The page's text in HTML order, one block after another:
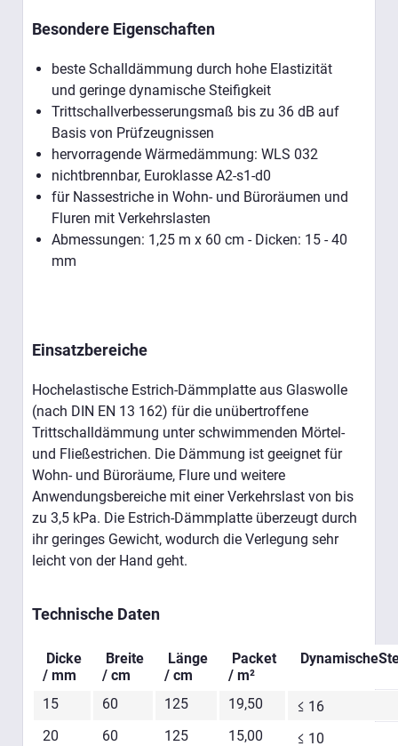
Besondere Eigenschaften
beste Schalldämmung durch hohe Elastizität
und geringe dynamische Steifigkeit
Trittschallverbesserungsmaß bis zu 36 dB auf
Basis von Prüfzeugnissen
hervorragende Wärmedämmung: WLS 032
nichtbrennbar, Euroklasse A2-s1-d0
für Nassestriche in Wohn- und Büroräumen und
Fluren mit Verkehrslasten
Abmessungen: 1,25 m x 60 cm - Dicken: 15 - 40
mm
Einsatzbereiche
Hochelastische Estrich-Dämmplatte aus Glaswolle
(nach DIN EN 13 162) für die unübertroffene
Trittschalldämmung unter schwimmenden Mörtel-
und Fließestrichen. Die Dämmung ist geeignet für
Wohn- und Büroräume, Flure und weitere
Anwendungsbereiche mit einer Verkehrslast von bis
zu 3,5 kPa. Die Estrich-Dämmplatte überzeugt durch
ihr geringes Gewicht, wodurch die Verlegung sehr
leicht von der Hand geht.
Technische Daten
Dicke
/ mm
Breite
/ cm
Länge
/ cm
Packet
/ m²
15 60 125 19,50
≤ 16
20
60 125 15,00 ≤ 10